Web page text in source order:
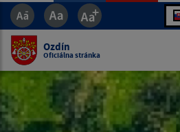
Ozdín
Oficiálna stránka